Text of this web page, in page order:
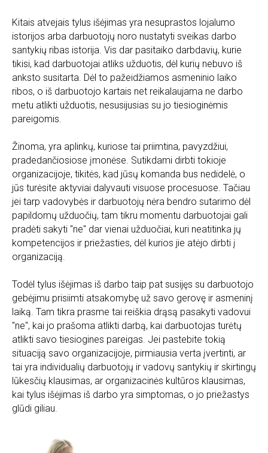
Kitais atvejais tylus išėjimas yra nesuprastos lojalumo
istorijos arba darbuotojų noro nustatyti sveikas darbo
santykių ribas istorija. Vis dar pasitaiko darbdavių, kurie
tikisi, kad darbuotojai atliks užduotis, dėl kurių nebuvo iš
anksto susitarta. Dėl to pažeidžiamos asmeninio laiko
ribos, o iš darbuotojo kartais net reikalaujama ne darbo
metu atlikti užduotis, nesusijusias su jo tiesioginėmis
pareigomis.
Žinoma, yra aplinkų, kuriose tai priimtina, pavyzdžiui,
pradedančiosiose įmonėse. Sutikdami dirbti tokioje
organizacijoje, tikitės, kad jūsų komanda bus nedidelė, o
jūs turėsite aktyviai dalyvauti visuose procesuose. Tačiau
jei tarp vadovybės ir darbuotojų nėra bendro sutarimo dėl
papildomų užduočių, tam tikru momentu darbuotojai gali
pradėti sakyti "ne" dar vienai užduočiai, kuri neatitinka jų
kompetencijos ir priežasties, dėl kurios jie atėjo dirbti į
organizaciją.
Todėl tylus išėjimas iš darbo taip pat susijęs su darbuotojo
gebėjimu prisiimti atsakomybę už savo gerovę ir asmeninį
laiką. Tam tikra prasme tai reiškia drąsą pasakyti vadovui
"ne", kai jo prašoma atlikti darbą, kai darbuotojas turėtų
atlikti savo tiesiogines pareigas. Jei pastebite tokią
situaciją savo organizacijoje, pirmiausia verta įvertinti, ar
tai yra individualių darbuotojų ir vadovų santykių ir skirtingų
lūkesčių klausimas, ar organizacinės kultūros klausimas,
kai tylus išėjimas iš darbo yra simptomas, o jo priežastys
glūdi giliau.